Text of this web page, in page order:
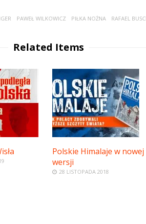
PAWEŁ WILKOWICZ PIŁKA NOŻNA RAFAEL
Related Items
Polskie Himalaje w nowej
wersji
28 LISTOPADA 2018